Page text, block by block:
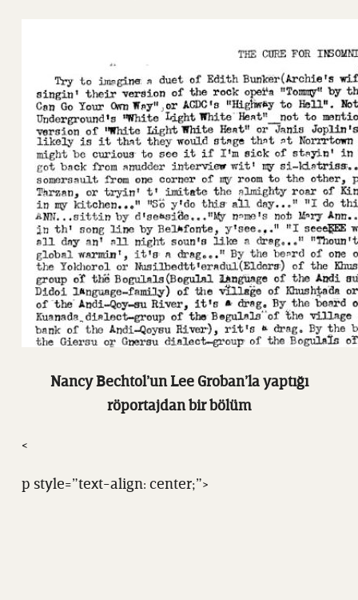
Nancy Bechtol’un Lee Groban’la yaptığı
röportajdan bir bölüm
<
p style=”text-align: center;”>